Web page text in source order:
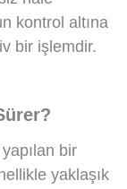
kontrol altına
bir işlemdir.
bir
yaklaşık